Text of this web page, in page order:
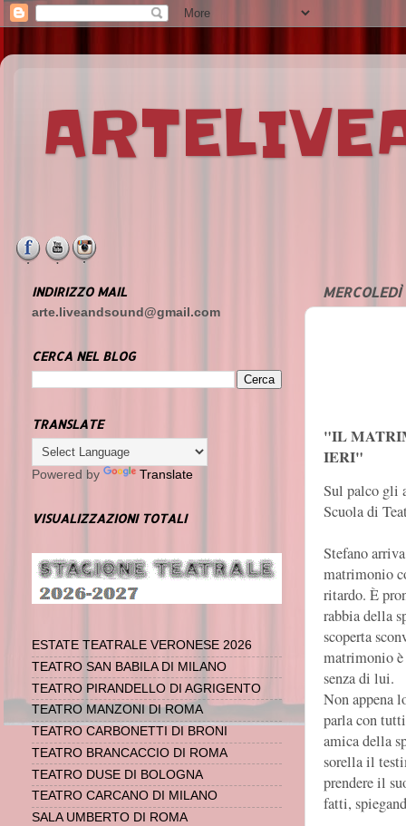
"IL
IERI"
Sul palco gli
Scuola di
Stefano
matrimonio
ritardo. È
rabbia della
scoperta
matrimonio è
senza di lui.
Non appena
parla con
amica della
sorella il
prendere il
fatti,
INDIRIZZO MAIL
arte.liveandsound@gmail.com
CERCA NEL BLOG
TRANSLATE
Powered by Translate
VISUALIZZAZIONI TOTALI
ESTATE TEATRALE VERONESE 2026
TEATRO SAN BABILA DI MILANO
TEATRO PIRANDELLO DI AGRIGENTO
TEATRO MANZONI DI ROMA
TEATRO CARBONETTI DI BRONI
TEATRO BRANCACCIO DI ROMA
TEATRO DUSE DI BOLOGNA
TEATRO CARCANO DI MILANO
SALA UMBERTO DI ROMA